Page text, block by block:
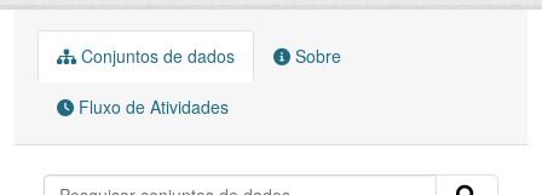
Conjuntos de dados Sobre
Fluxo de Atividades